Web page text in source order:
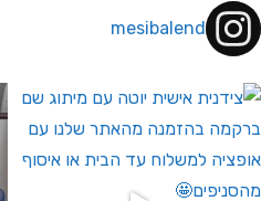
mesibalend
לחברי מועדון ומצטרפים חדשים🤍